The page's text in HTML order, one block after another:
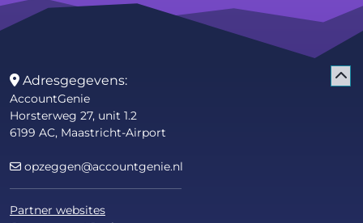
Adresgegevens:
AccountGenie
Horsterweg 27, unit 1.2
6199 AC, Maastricht-Airport
opzeggen@accountgenie.nl
Partner websites